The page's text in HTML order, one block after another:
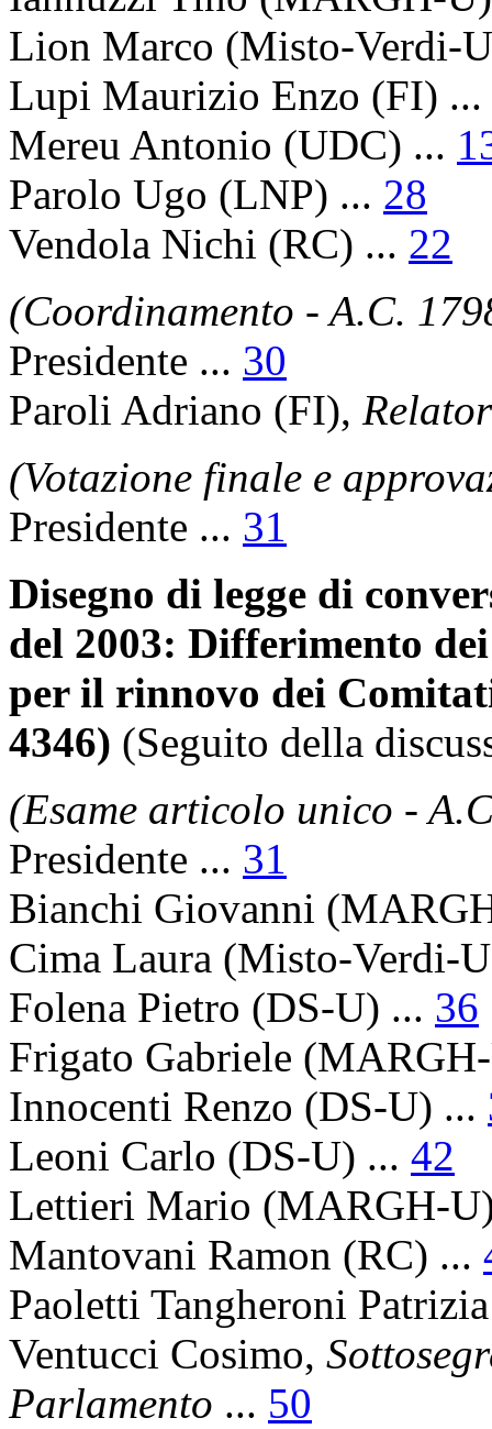
Lion Marco (Misto-Verdi-
Lupi Maurizio Enzo (FI) ...
Mereu Antonio (UDC) ...
Parolo Ugo (LNP) ... 28
Vendola Nichi (RC) ... 22
(Coordinamento - A.C.
Presidente ... 30
Paroli Adriano (FI),
(Votazione finale e
Presidente ... 31
Disegno di legge di
del 2003: Differimento
per il rinnovo dei
4346) (Seguito della
(Esame articolo unico -
Presidente ... 31
Bianchi Giovanni
Cima Laura (Misto-Verdi-
Folena Pietro (DS-U) ... 36
Frigato Gabriele
Innocenti Renzo (DS-U) ...
Leoni Carlo (DS-U) ... 42
Lettieri Mario (MARGH-
Mantovani Ramon (RC) ...
Paoletti Tangheroni Patrizia
Ventucci Cosimo,
Parlamento ... 50